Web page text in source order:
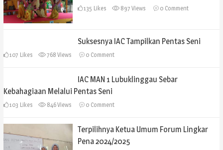
135 Likes 897 Views 0 Comment
Suksesnya IAC Tampilkan Pentas Seni
107 Likes 768 Views 0 Comment
IAC MAN 1 Lubuklinggau Sebar
Kebahagiaan Melalui Pentas Seni
103 Likes 846 Views 0 Comment
Terpilihnya Ketua Umum Forum Lingkar
Pena 2024/2025